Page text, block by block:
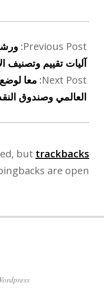
Previous Post:
آليات تقييم وتصنيف
Next Post: معا
العالمي وصندوق
but trackbacks
are open.